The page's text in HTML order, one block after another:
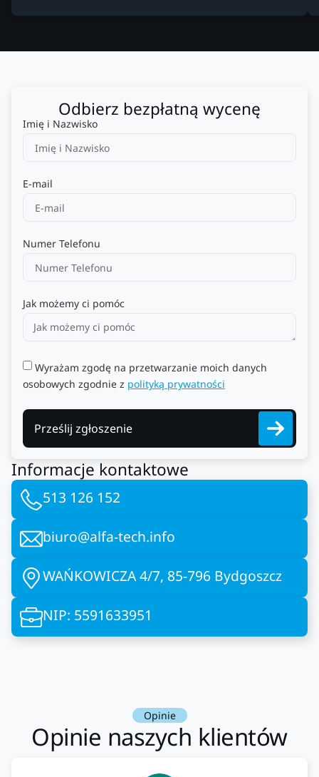
Odbierz bezpłatną wycenę
Imię i Nazwisko
E-mail
Numer Telefonu
Jak możemy ci pomóc
Wyrażam zgodę na przetwarzanie moich danych
osobowych zgodnie z polityką prywatności
Prześlij zgłoszenie
Informacje kontaktowe
513 126 152
biuro@alfa-tech.info
WAŃKOWICZA 4/7, 85-796 Bydgoszcz
NIP: 5591633951
Opinie
Opinie naszych klientów